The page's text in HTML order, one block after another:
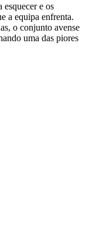
esquecer e os
a equipa enfrenta.
o conjunto avense
uma das piores